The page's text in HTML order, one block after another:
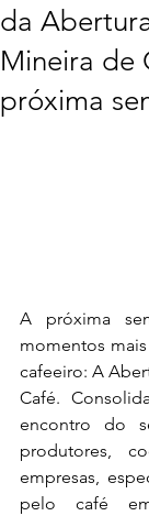
da
Mineira de
próxima
A próxima
momentos
cafeeiro: A
Café.
encontro do
produtores,
empresas,
pelo café